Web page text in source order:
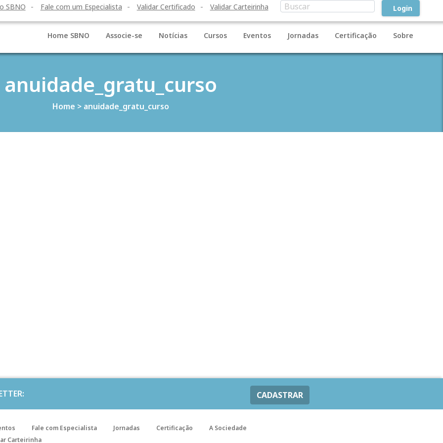
SBNO Fale com um Especialista Validar Certificado Validar Carteirinha Login
Home SBNO Associe-se Notícias Cursos Eventos Jornadas Certificação Sobre
anuidade_gratu_curso
Home > anuidade_gratu_curso
CADASTRAR
Fale com Especialista Jornadas Certificação
A Sociedade
Carteirinha